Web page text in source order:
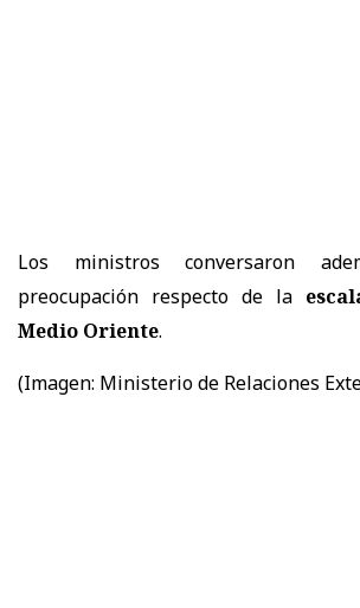
Los ministros conversaron
preocupación respecto de la
Medio Oriente.
(Imagen: Ministerio de Relaciones